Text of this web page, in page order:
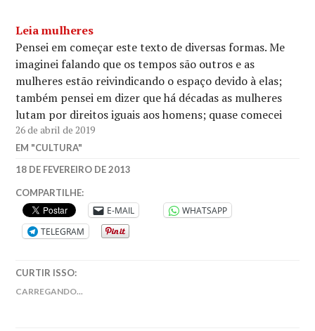
Leia mulheres
Pensei em começar este texto de diversas formas. Me
imaginei falando que os tempos são outros e as
mulheres estão reivindicando o espaço devido à elas;
também pensei em dizer que há décadas as mulheres
lutam por direitos iguais aos homens; quase comecei
afirmando a importância da militância feminista em…
26 de abril de 2019
EM "CULTURA"
SARAH
18 DE FEVEREIRO DE 2013
C.
S.
LEWIS,
CÉU
FANTASIA,
O
COMPARTILHE:
E-MAIL
WHATSAPP
TELEGRAM
CURTIR ISSO:
CARREGANDO...